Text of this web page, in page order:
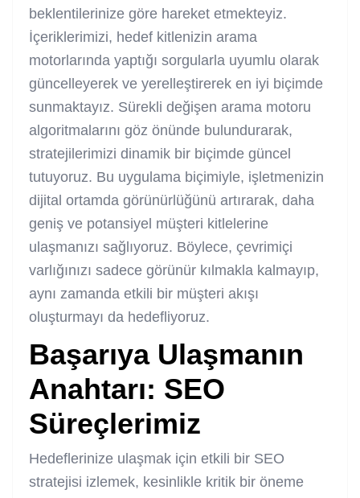
beklentilerinize göre hareket etmekteyiz.
İçeriklerimizi, hedef kitlenizin arama
motorlarında yaptığı sorgularla uyumlu olarak
güncelleyerek ve yerelleştirerek en iyi biçimde
sunmaktayız. Sürekli değişen arama motoru
algoritmalarını göz önünde bulundurarak,
stratejilerimizi dinamik bir biçimde güncel
tutuyoruz. Bu uygulama biçimiyle, işletmenizin
dijital ortamda görünürlüğünü artırarak, daha
geniş ve potansiyel müşteri kitlelerine
ulaşmanızı sağlıyoruz. Böylece, çevrimiçi
varlığınızı sadece görünür kılmakla kalmayıp,
aynı zamanda etkili bir müşteri akışı
oluşturmayı da hedefliyoruz.
Başarıya Ulaşmanın
Anahtarı: SEO
Süreçlerimiz
Hedeflerinize ulaşmak için etkili bir SEO
stratejisi izlemek, kesinlikle kritik bir öneme